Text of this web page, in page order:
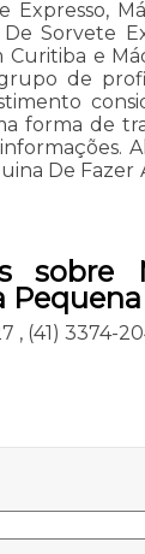
Expresso,
Sorvete
Curitiba e
de
forma de
De
sobre
Pequena
, (41) 3374-